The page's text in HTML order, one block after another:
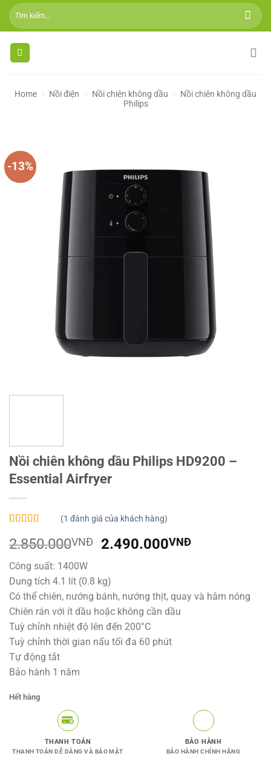
Skip
Tìm
kiếm:
Home » Nồi điện » Nồi chiên không dầu » Nồi chiên không dầu
Philips
-13%
Nồi chiên không dầu Philips HD9200 –
Essential Airfryer
dựa trên
đánh giá
(1 đánh giá của khách hàng)
2.850.000VNĐ
Giá
là:
2.850.000VNĐ.
2.490.000VNĐGiá
Công suất: 1400W
Dung tích 4.1 lít (0.8 kg)
Có thể chiên, nướng bánh, nướng thịt, quay và hâm nóng
Chiên rán với ít dầu hoặc không cần dầu
Tuỳ chỉnh nhiệt độ lên đến 200°C
Tuỳ chỉnh thời gian nấu tối đa 60 phút
Tự động tắt
Bảo hành 1 năm
Hết hàng
THANH TOÁN
THANH TOÁN DỄ DÀNG VÀ BẢO MẬT
BẢO HÀNH
BẢO HÀNH CHÍNH HÃNG